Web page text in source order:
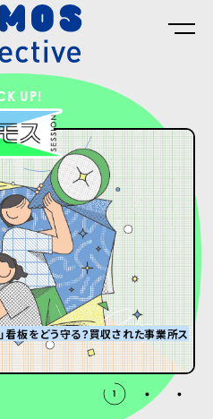
UP!
看板をどう守る？買収された事業所ス
サー
ル箱が届くまで。
2